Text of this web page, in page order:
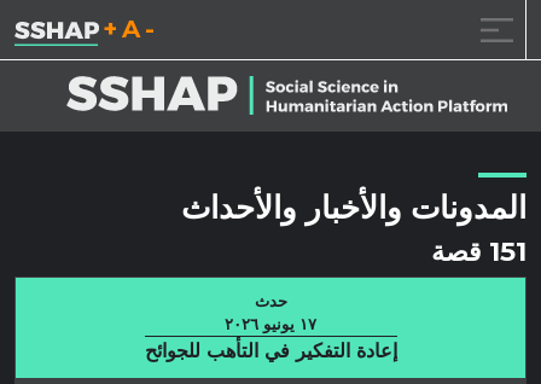
تقليل حجم الخط.
إعادة ضبط حجم
زيادة حجم
المدونات والأخبار والأحداث
151 قصة
حدث
١٧ يونيو ٢٠٢٦
إعادة التفكير في التأهب للجوائح